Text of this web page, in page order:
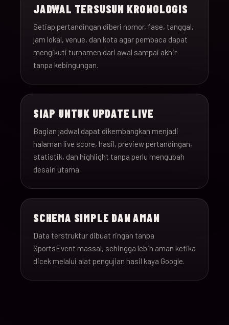
JADWAL TERSUSUN KRONOLOGIS
Setiap pertandingan diberi nomor, fase, tanggal,
jam lokal, venue, dan kota agar pembaca dapat
mengikuti turnamen dari awal sampai akhir
tanpa kebingungan.
SIAP UNTUK UPDATE LIVE
Bagian jadwal dapat dikembangkan menjadi
halaman live score, hasil, preview pertandingan,
statistik, dan highlight tanpa perlu mengubah
desain utama.
SCHEMA SIMPLE DAN AMAN
Data terstruktur dibuat ringan tanpa
SportsEvent massal, sehingga lebih aman ketika
dicek melalui alat pengujian hasil kaya Google.